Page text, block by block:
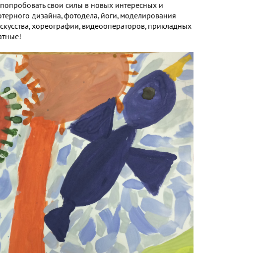
свои силы в новых интересных и
дизайна, фотодела, йоги, моделирования
хореографии, видеооператоров, прикладных